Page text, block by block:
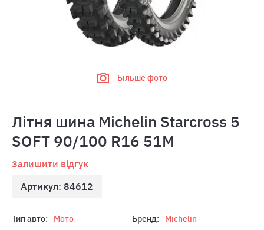
Більше фото
Літня шина Michelin Starcross 5
SOFT 90/100 R16 51M
Залишити відгук
Артикул: 84612
Тип авто: Мото Бренд:
Michelin